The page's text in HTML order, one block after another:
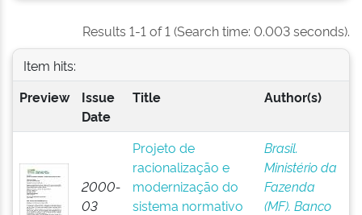
Results 1-1 of 1 (Search time: 0.003 seconds).
Item hits:
Preview
Issue
Date
Title Author(s)
2000-
03
Projeto de
racionalização e
modernização do
sistema normativo
Brasil.
Ministério da
Fazenda
(MF). Banco